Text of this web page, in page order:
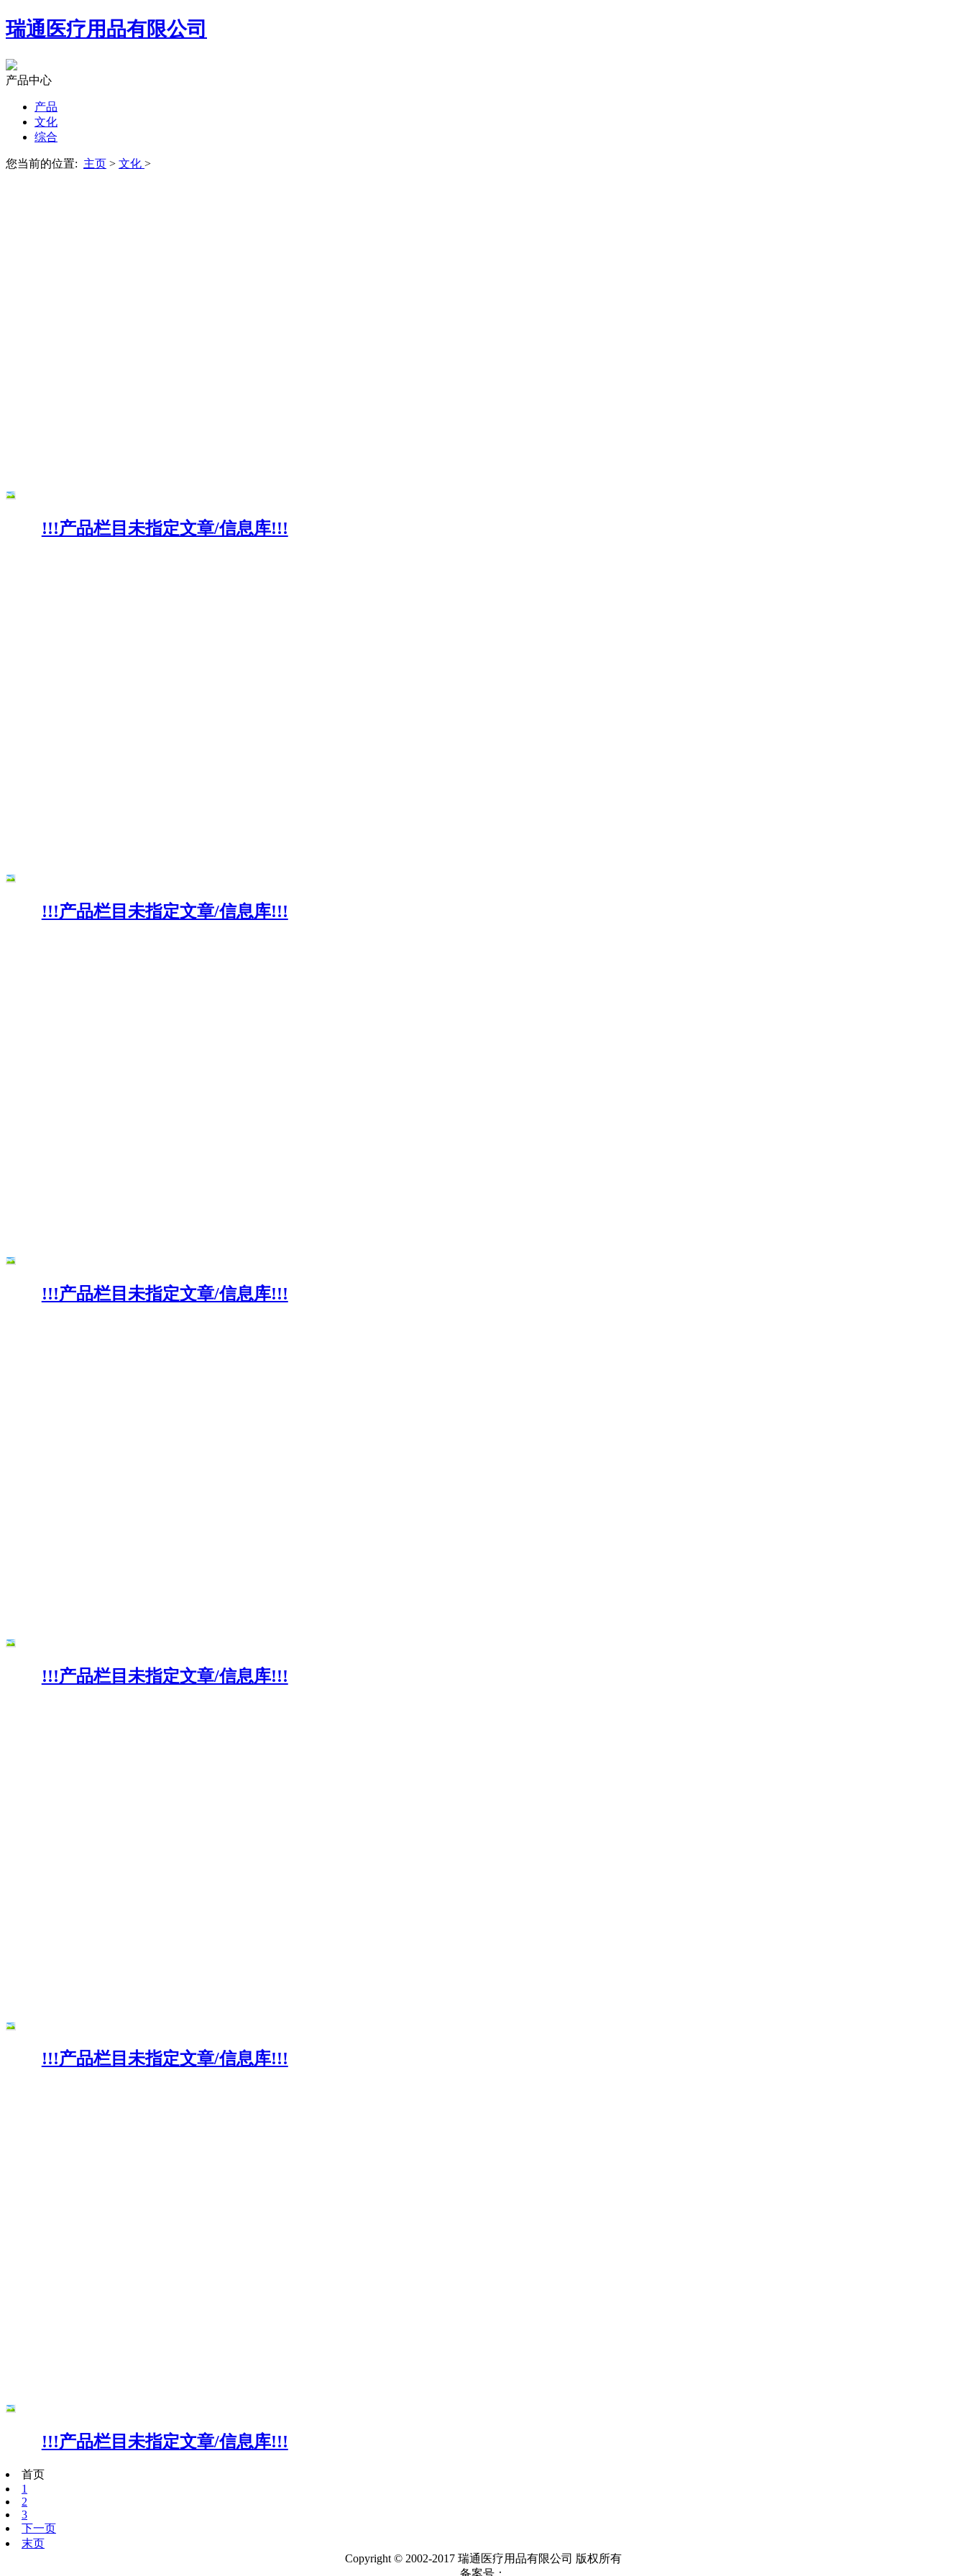
瑞通医疗用品有限公司
产品中心
产品
文化
综合
您当前的位置: 主页 > 文化 >
!!!产品栏目未指定文章/信息库!!!
!!!产品栏目未指定文章/信息库!!!
!!!产品栏目未指定文章/信息库!!!
!!!产品栏目未指定文章/信息库!!!
!!!产品栏目未指定文章/信息库!!!
!!!产品栏目未指定文章/信息库!!!
首页
1
2
3
下一页
末页
Copyright © 2002-2017 瑞通医疗用品有限公司 版权所有
备案号：